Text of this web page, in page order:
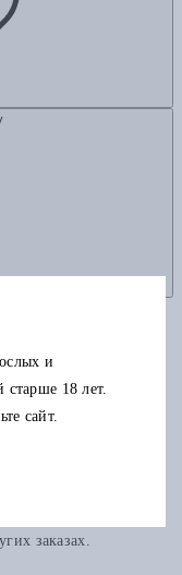
подарочную карту.
заказах.
и
старше 18 лет.
сайт.